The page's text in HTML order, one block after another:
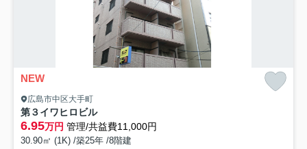
NEW
広島市中区大手町
第３イワヒロビル
6.95万円 管理/共益費11,000円
30.90㎡ (1K) /築25年 /8階建